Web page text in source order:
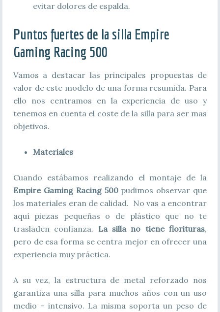
evitar dolores de espalda.
Puntos fuertes de la silla Empire
Gaming Racing 500
Vamos a destacar las principales propuestas de
valor de este modelo de una forma resumida. Para
ello nos centramos en la experiencia de uso y
tenemos en cuenta el coste de la silla para ser mas
objetivos.
Materiales
Cuando estábamos realizando el montaje de la
Empire Gaming Racing 500pudimos observar que
los materiales eran de calidad. No vas a encontrar
aquí piezas pequeñas o de plástico que no te
trasladen confianza. La silla no tiene florituras,
pero de esa forma se centra mejor en ofrecer una
experiencia muy práctica.
A su vez, la estructura de metal reforzado nos
garantiza una silla para muchos años con un uso
medio – intensivo. La misma soporta un peso de